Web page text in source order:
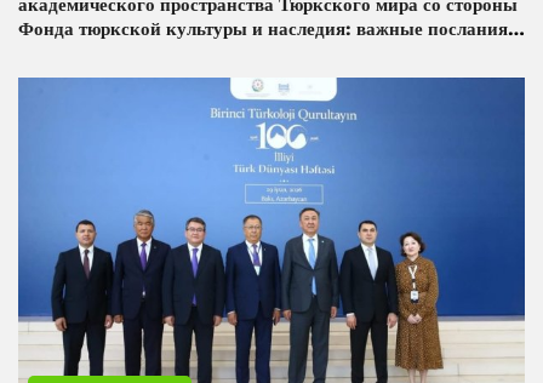
академического пространства Тюркского мира со стороны
Фонда тюркской культуры и наследия: важные послания